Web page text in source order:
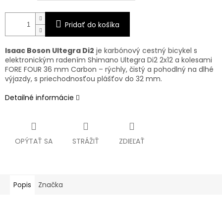
Pridať do košíka
Isaac Boson Ultegra Di2 je karbónový cestný bicykel s
elektronickým radením Shimano Ultegra Di2 2x12 a kolesami
FORE FOUR 36 mm Carbon – rýchly, čistý a pohodlný na dlhé
výjazdy, s priechodnosťou plášťov do 32 mm.
Detailné informácie
OPÝTAŤ SA STRÁŽIŤ ZDIEĽAŤ
Popis Značka